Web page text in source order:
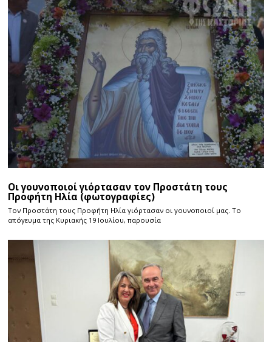
Οι γουνοποιοί γιόρτασαν τον Προστάτη τους
Προφήτη Ηλία (φωτογραφίες)
Τον Προστάτη τους Προφήτη Ηλία γιόρτασαν οι γουνοποιοί μας. Το
απόγευμα της Κυριακής 19 Ιουλίου, παρουσία